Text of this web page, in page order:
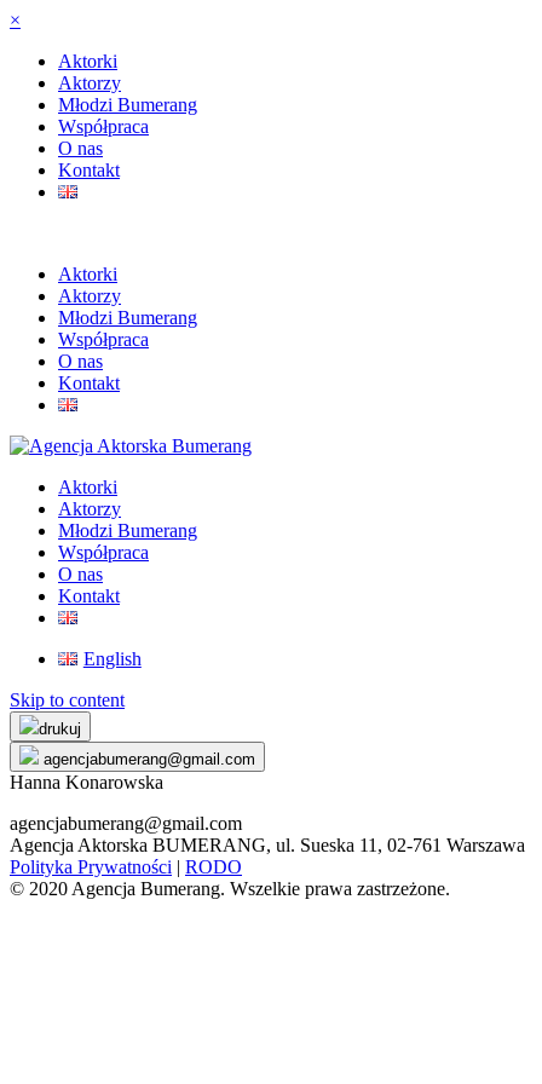
×
Aktorki
Aktorzy
Młodzi Bumerang
Współpraca
O nas
Kontakt
Aktorki
Aktorzy
Młodzi Bumerang
Współpraca
O nas
Kontakt
Aktorki
Aktorzy
Młodzi Bumerang
Współpraca
O nas
Kontakt
English
Skip to content
drukuj
agencjabumerang@gmail.com
Hanna Konarowska
agencjabumerang@gmail.com
Agencja Aktorska BUMERANG, ul. Sueska 11, 02-761 Warszawa
Polityka Prywatności | RODO
© 2020 Agencja Bumerang. Wszelkie prawa zastrzeżone.